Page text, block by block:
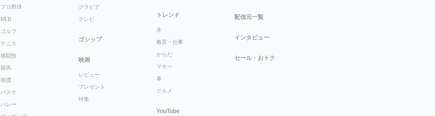
プロ野球
MLB
ゴルフ
テニス
格闘技
競馬
相撲
バスケ
バレー
グラビア
テレビ
ゴシップ
映画
レビュー
プレゼント
特集
トレンド
本
教育・仕事
からだ
マネー
車
グルメ
YouTube
配信元一覧
インタビュー
セール・おトク